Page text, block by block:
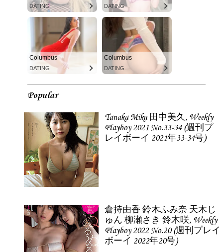
DATING DATING
Columbus
DATING
Columbus
DATING
Popular
Tanaka Miku 田中美久, Weekly
Playboy 2021 No.33-34 (週刊プ
レイボーイ 2021年33-34号)
倉持由香 鈴木ふみ奈 天木じ
ゅん 柳瀬さき 鈴木咲, Weekly
Playboy 2022 No.20 (週刊プレイ
ボーイ 2022年20号)